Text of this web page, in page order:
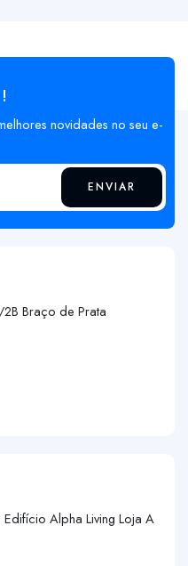
novidades no seu e-
ENVIAR
2B Braço de Prata
Alpha Living Loja A